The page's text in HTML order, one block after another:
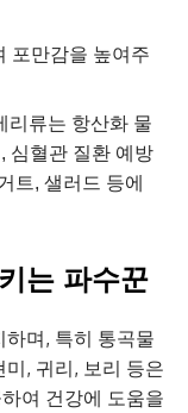
포만감을 높여주
리류는 항산화 물
심혈관 질환 예방
트, 샐러드 등에
는 파수꾼
며, 특히 통곡물
, 귀리, 보리 등은
여 건강에 도움을